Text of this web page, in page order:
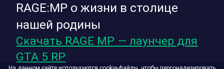
RAGE:MP о жизни в столице
нашей родины
Скачать RAGE MP — лаунчер для
GTA 5 RP